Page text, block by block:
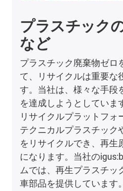
プラスチック
など
プラスチック廃棄物ゼロ
て、リサイクルは重要な
す。当社は、様々な手段
を達成しようとしていま
リサイクルプラットフォ
テクニカルプラスチック
をリサイクルでき、再生
になります。当社の
ムでは、再生プラスチッ
車部品を提供しています